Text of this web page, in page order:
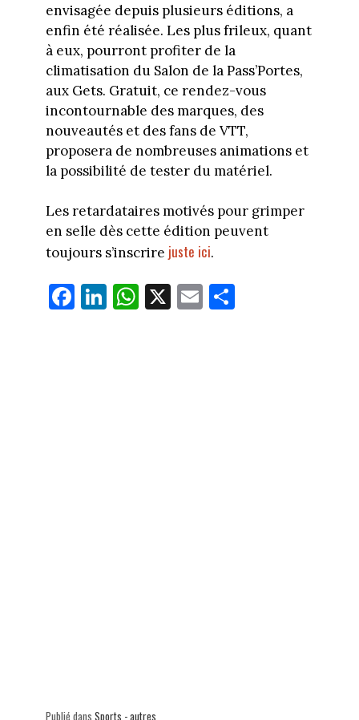
envisagée depuis plusieurs éditions, a
enfin été réalisée. Les plus frileux, quant
à eux, pourront profiter de la
climatisation du Salon de la Pass’Portes,
aux Gets. Gratuit, ce rendez-vous
incontournable des marques, des
nouveautés et des fans de VTT,
proposera de nombreuses animations et
la possibilité de tester du matériel.
Les retardataires motivés pour grimper
en selle dès cette édition peuvent
toujours s’inscrire juste ici.
Fa
ce
Li
nk
W
ha
X E
m
Pa
Publié dans Sports - autres